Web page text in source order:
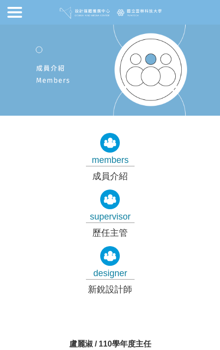
members
成員介紹
supervisor
歷任主管
designer
新銳設計師
盧麗淑 / 110學年度主任